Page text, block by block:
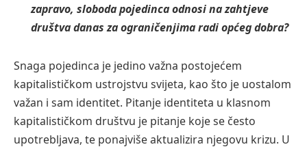
zapravo, sloboda pojedinca odnosi na zahtjeve
društva danas za ograničenjima radi općeg dobra?
Snaga pojedinca je jedino važna postojećem
kapitalističkom ustrojstvu svijeta, kao što je uostalom
važan i sam identitet. Pitanje identiteta u klasnom
kapitalističkom društvu je pitanje koje se često
upotrebljava, te ponajviše aktualizira njegovu krizu. U